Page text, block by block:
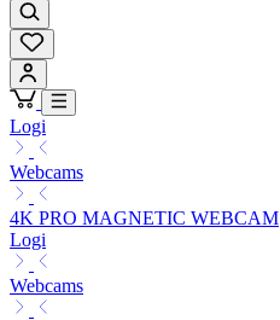
Logi
Webcams
4K PRO MAGNETIC WEBCAM
Logi
Webcams